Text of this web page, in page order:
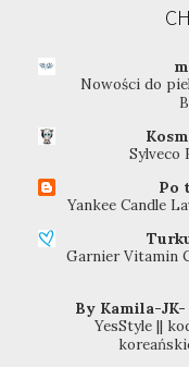
Nowości do
Sylveco
Po
Yankee Candle
Garnier Vitamin
By Kamila-
YesStyle ||